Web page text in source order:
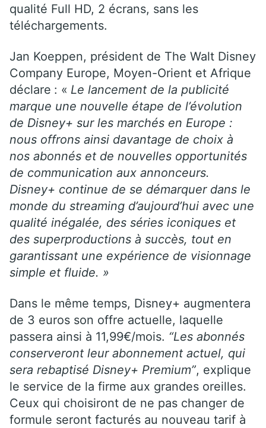
qualité Full HD, 2 écrans, sans les
téléchargements.
Jan Koeppen, président de The Walt Disney
Company Europe, Moyen-Orient et Afrique
déclare : « Le lancement de la publicité
marque une nouvelle étape de l’évolution
de Disney+ sur les marchés en Europe :
nous offrons ainsi davantage de choix à
nos abonnés et de nouvelles opportunités
de communication aux annonceurs.
Disney+ continue de se démarquer dans le
monde du streaming d’aujourd’hui avec une
qualité inégalée, des séries iconiques et
des superproductions à succès, tout en
garantissant une expérience de visionnage
simple et fluide. »
Dans le même temps, Disney+ augmentera
de 3 euros son offre actuelle, laquelle
passera ainsi à 11,99€/mois. “Les abonnés
conserveront leur abonnement actuel, qui
sera rebaptisé Disney+ Premium”, explique
le service de la firme aux grandes oreilles.
Ceux qui choisiront de ne pas changer de
formule seront facturés au nouveau tarif à